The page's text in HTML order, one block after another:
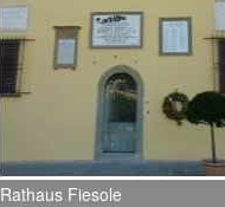
Rathaus Fiesole